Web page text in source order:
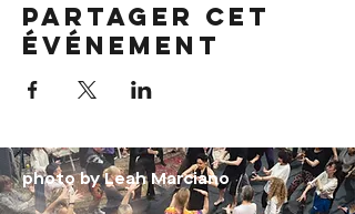
Partager cet
événement
photo by Leah Marciano